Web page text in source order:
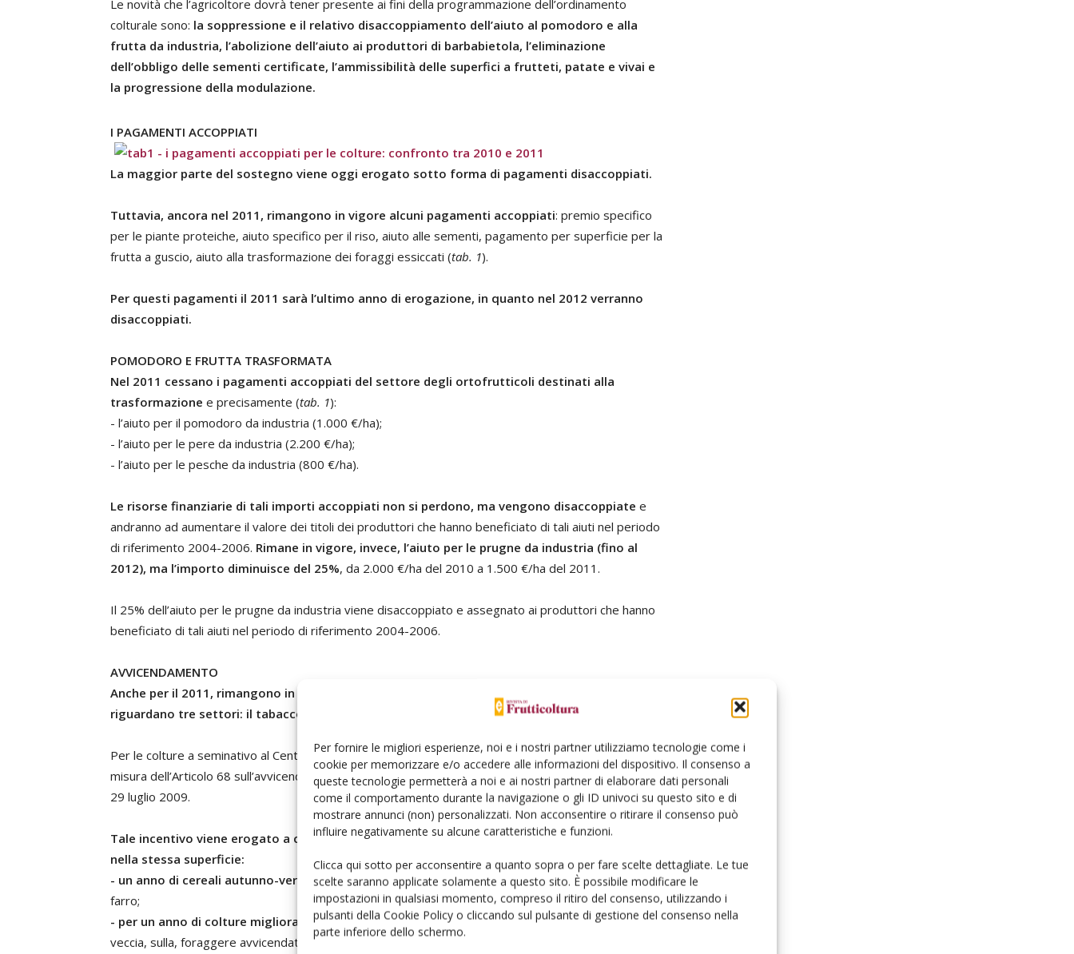
Per fornire le migliori esperienze, noi e i nostri partner utilizziamo tecnologie come i
cookie per memorizzare e/o accedere alle informazioni del dispositivo. Il consenso a
queste tecnologie permetterà a noi e ai nostri partner di elaborare dati personali
come il comportamento durante la navigazione o gli ID univoci su questo sito e di
mostrare annunci (non) personalizzati. Non acconsentire o ritirare il consenso può
influire negativamente su alcune caratteristiche e funzioni.
Clicca qui sotto per acconsentire a quanto sopra o per fare scelte dettagliate. Le tue
scelte saranno applicate solamente a questo sito. È possibile modificare le
impostazioni in qualsiasi momento, compreso il ritiro del consenso, utilizzando i
pulsanti della Cookie Policy o cliccando sul pulsante di gestione del consenso nella
parte inferiore dello schermo.
Le novità che l’agricoltore dovrà tener presente ai fini della programmazione dell’ordinamento
colturale sono: la soppressione e il relativo disaccoppiamento dell’aiuto al pomodoro e alla
frutta da industria, l’abolizione dell’aiuto ai produttori di barbabietola, l’eliminazione
dell’obbligo delle sementi certificate, l’ammissibilità delle superfici a frutteti, patate e vivai e
la progressione della modulazione.
I PAGAMENTI ACCOPPIATI
La maggior parte del sostegno viene oggi erogato sotto forma di pagamenti disaccoppiati.
Tuttavia, ancora nel 2011, rimangono in vigore alcuni pagamenti accoppiati: premio specifico
per le piante proteiche, aiuto specifico per il riso, aiuto alle sementi, pagamento per superficie per la
frutta a guscio, aiuto alla trasformazione dei foraggi essiccati (tab. 1).
Per questi pagamenti il 2011 sarà l’ultimo anno di erogazione, in quanto nel 2012 verranno
disaccoppiati.
POMODORO E FRUTTA TRASFORMATA
Nel 2011 cessano i pagamenti accoppiati del settore degli ortofrutticoli destinati alla
trasformazione e precisamente (tab. 1):
- l’aiuto per il pomodoro da industria (1.000 €/ha);
- l’aiuto per le pere da industria (2.200 €/ha);
- l’aiuto per le pesche da industria (800 €/ha).
Le risorse finanziarie di tali importi accoppiati non si perdono, ma vengono disaccoppiate e
andranno ad aumentare il valore dei titoli dei produttori che hanno beneficiato di tali aiuti nel periodo
di riferimento 2004-2006. Rimane in vigore, invece, l’aiuto per le prugne da industria (fino al
2012), ma l’importo diminuisce del 25%, da 2.000 €/ha del 2010 a 1.500 €/ha del 2011.
Il 25% dell’aiuto per le prugne da industria viene disaccoppiato e assegnato ai produttori che hanno
beneficiato di tali aiuti nel periodo di riferimento 2004-2006.
AVVICENDAMENTO
Anche per il 2011, rimangono in vigore i pagamenti dell’Articolo 68 che, per le colture annuali,
riguardano tre settori: il tabacco, i seminativi al Centro-Sud e la barbabietola(tab. 1
Per le colture a seminativo al Centro-Sud Italia, l’agricoltore deve valutare l’opportunità di aderire alla
misura dell’Articolo 68 sull’avvicendamento biennale, prevista dall’articolo 10 del Decreto Ministeriale
29 luglio 2009.
Tale incentivo viene erogato a condizione che il ciclo di rotazione preveda la coltivazione,
nella stessa superficie:
- un anno di cereali autunno-vernini: frumento duro, frumento tenero, orzo, avena, segale, triticale,
farro;
- per un anno di colture miglioratrici: pisello, fava, favino, favetta, lupino, cicerchia, lenticchia, cece,
veccia, sulla, foraggere avvicendate, erbai con presenza di essenze leguminose, soia, colza,